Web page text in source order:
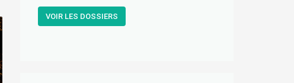
VOIR LES DOSSIERS